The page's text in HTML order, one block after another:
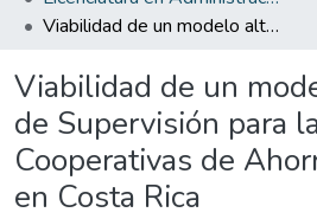
Viabilidad de un modelo alternativo de Supervisión para las Cooperativas de Ahorro y Crédito en Costa Rica
Viabilidad de un
de Supervisión para
Cooperativas de
en Costa Rica